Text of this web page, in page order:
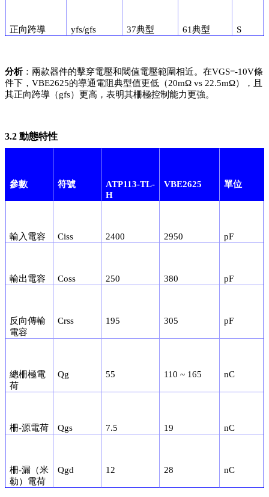
正向跨導 yfs/gfs 37典型 61典型 S
分析：兩款器件的擊穿電壓和閾值電壓範圍相近。在VGS=-10V條
件下，VBE2625的導通電阻典型值更低（20mΩ vs 22.5mΩ），且
其正向跨導（gfs）更高，表明其柵極控制能力更強。
3.2 動態特性
參數 符號
ATP113-TL-
H
VBE2625 單位
輸入電容 Ciss 2400 2950 pF
輸出電容 Coss 250 380 pF
反向傳輸
電容
Crss 195 305 pF
總柵極電
荷
Qg 55 110 ~ 165 nC
柵-源電荷 Qgs 7.5 19 nC
柵-漏（米
勒）電荷
Qgd 12 28 nC